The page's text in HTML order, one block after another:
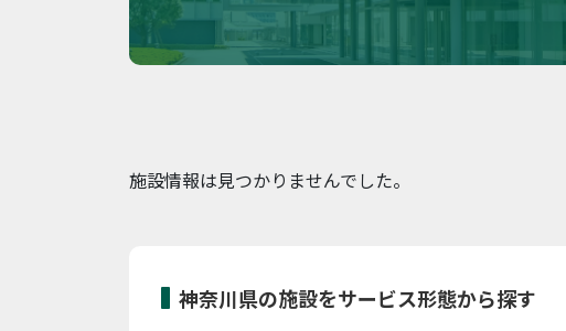
施設情報は見つかりませんでした。
神奈川県の施設をサービス形態から探す